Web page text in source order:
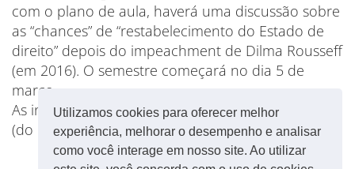
Utilizamos cookies para oferecer melhor
experiência, melhorar o desempenho e analisar
como você interage em nosso site. Ao utilizar
com o plano de aula, haverá uma discussão sobre
as “chances” de “restabelecimento do Estado de
direito” depois do impeachment de Dilma Rousseff
(em 2016). O semestre começará no dia 5 de
março.
As informações são do site Poder 360.
(do
Brasil 247)